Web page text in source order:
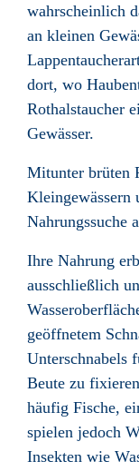
wahrscheinlich
an kleinen
dort, wo
Rothalstaucher
Gewässer.
Mitunter brüten
Kleingewässern
Nahrungssuche
Ihre Nahrung
ausschließlich
geöffnetem
Unterschnabels
Beute zu
häufig Fische,
spielen jedoch
Insekten wie